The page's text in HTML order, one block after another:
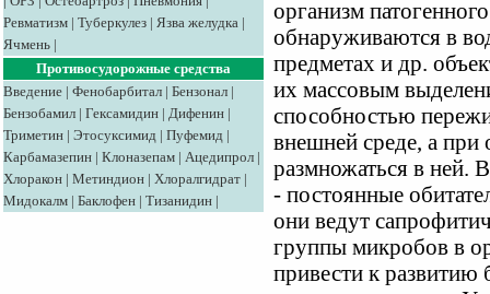
Ревматизм | Туберкулез | Язва желудка |
Ячмень |
Противосудорожные средства
Введение | Фенобарбитал | Бензонал |
Бензобамил | Гексамидин | Дифенин |
Триметин | Этосуксимид | Пуфемид |
Карбамазепин | Клоназепам | Ацедипрол |
Хлоракон | Метиндион | Хлоралгидрат |
Мидокалм | Баклофен | Тизанидин |
организм
обнаруживаются в
предметах и др.
их массовым
способностью
внешней среде, а при
размножаться в ней.
- постоянные
они ведут
группы микробов в
привести к развитию